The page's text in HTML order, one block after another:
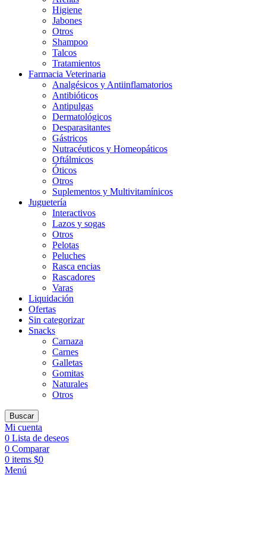
Higiene
Jabones
Otros
Shampoo
Talcos
Tratamientos
Farmacia Veterinaria
Analgésicos y Antiinflamatorios
Antibióticos
Antipulgas
Dermatológicos
Desparasitantes
Gástricos
Nutracéuticos y Homeopáticos
Oftálmicos
Óticos
Otros
Suplementos y Multivitamínicos
Juguetería
Interactivos
Lazos y sogas
Otros
Pelotas
Peluches
Rasca encias
Rascadores
Varas
Liquidación
Ofertas
Sin categorizar
Snacks
Carnaza
Carnes
Galletas
Gomitas
Naturales
Otros
Buscar
Mi cuenta
0 Lista de deseos
0 Comparar
0 items $0
Menú